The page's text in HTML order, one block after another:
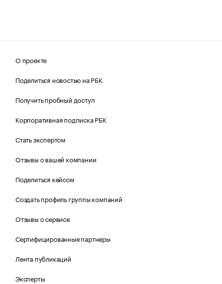
О проекте
Поделиться новостью на РБК
Получить пробный доступ
Корпоративная подписка РБК
Стать экспертом
Отзывы о вашей компании
Поделиться кейсом
Создать профиль группы компаний
Отзывы о сервисе
Сертифицированные партнеры
Лента публикаций
Эксперты